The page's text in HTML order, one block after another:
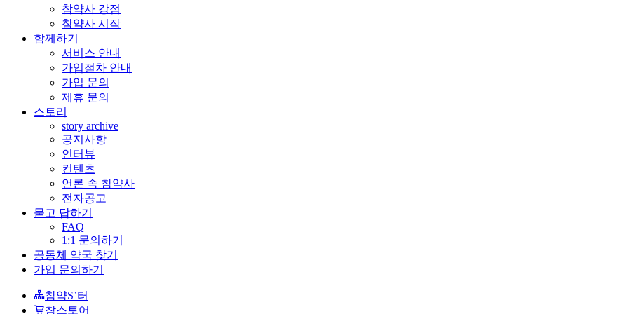
참약사 강점
참약사 시작
함께하기
서비스 안내
가입절차 안내
가입 문의
제휴 문의
스토리
story archive
공지사항
인터뷰
컨텐츠
언론 속 참약사
전자공고
묻고 답하기
FAQ
1:1 문의하기
공동체 약국 찾기
가입 문의하기
참약S’터
참스토어